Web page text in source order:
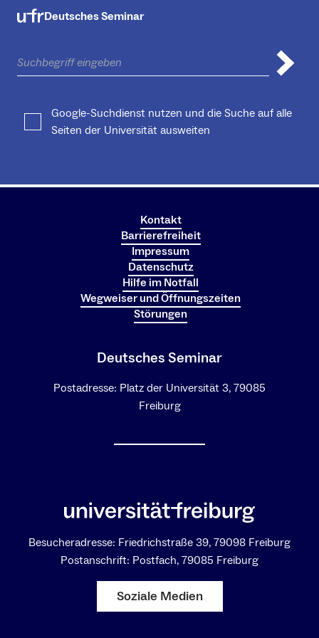
Deutsches Seminar
Google-Suchdienst nutzen und die Suche auf alle
Seiten der Universität ausweiten
Kontakt
Barrierefreiheit
Impressum
Datenschutz
Hilfe im Notfall
Wegweiser und Öffnungszeiten
Störungen
Deutsches Seminar
Postadresse: Platz der Universität 3, 79085
Freiburg
Besucheradresse: Friedrichstraße 39, 79098 Freiburg
Postanschrift: Postfach, 79085 Freiburg
Soziale Medien